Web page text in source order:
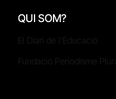
QUI SOM?